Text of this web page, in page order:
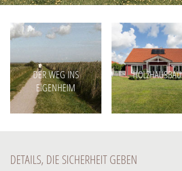
DER WEG INS
EIGENHEIM
HOLZHAUSBAU
DETAILS, DIE SICHERHEIT GEBEN